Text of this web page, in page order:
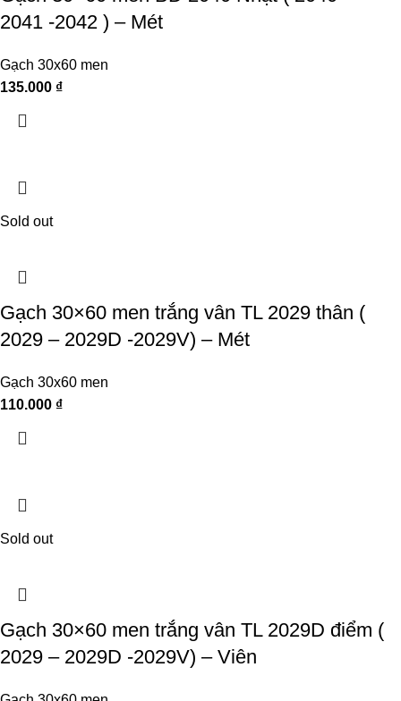
2041 -2042 ) – Mét
Gạch 30x60 men
135.000 ₫
Sold out
Gạch 30×60 men trắng vân TL 2029 thân (
2029 – 2029D -2029V) – Mét
Gạch 30x60 men
110.000 ₫
Sold out
Gạch 30×60 men trắng vân TL 2029D điểm (
2029 – 2029D -2029V) – Viên